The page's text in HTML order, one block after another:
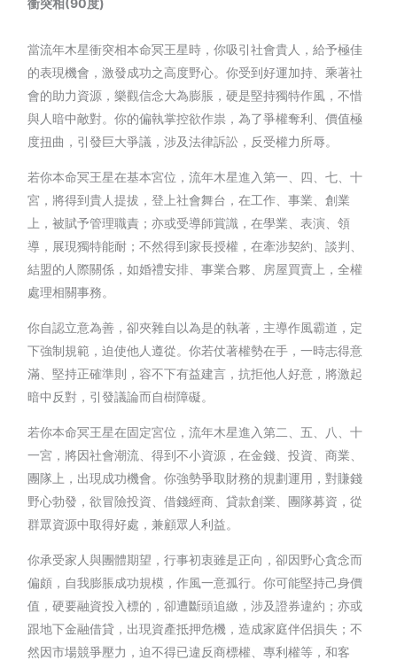
當流年木星衝突相本命冥王星時，你吸引社會貴人，給予極佳
的表現機會，激發成功之高度野心。你受到好運加持、乘著社
會的助力資源，樂觀信念大為膨脹，硬是堅持獨特作風，不惜
與人暗中敵對。你的偏執掌控欲作祟，為了爭權奪利、價值極
度扭曲，引發巨大爭議，涉及法律訴訟，反受權力所辱。
若你本命冥王星在基本宮位，流年木星進入第一、四、七、十
宮，將得到貴人提拔，登上社會舞台，在工作、事業、創業
上，被賦予管理職責；亦或受導師賞識，在學業、表演、領
導，展現獨特能耐；不然得到家長授權，在牽涉契約、談判、
結盟的人際關係，如婚禮安排、事業合夥、房屋買賣上，全權
處理相關事務。
你自認立意為善，卻夾雜自以為是的執著，主導作風霸道，定
下強制規範，迫使他人遵從。你若仗著權勢在手，一時志得意
滿、堅持正確準則，容不下有益建言，抗拒他人好意，將激起
暗中反對，引發議論而自樹障礙。
若你本命冥王星在固定宮位，流年木星進入第二、五、八、十
一宮，將因社會潮流、得到不小資源，在金錢、投資、商業、
團隊上，出現成功機會。你強勢爭取財務的規劃運用，對賺錢
野心勃發，欲冒險投資、借錢經商、貸款創業、團隊募資，從
群眾資源中取得好處，兼顧眾人利益。
你承受家人與團體期望，行事初衷雖是正向，卻因野心貪念而
偏頗，自我膨脹成功規模，作風一意孤行。你可能堅持己身價
值，硬要融資投入標的，卻遭斷頭追繳，涉及證券違約；亦或
跟地下金融借貸，出現資產抵押危機，造成家庭伴侶損失；不
然因市場競爭壓力，迫不得已違反商標權、專利權等，和客